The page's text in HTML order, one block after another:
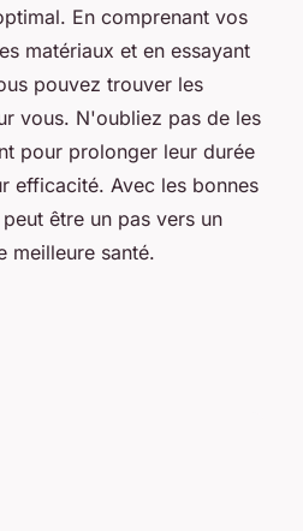
En comprenant vos
matériaux et en essayant
pouvez trouver les
vous. N'oubliez pas de les
pour prolonger leur durée
efficacité. Avec les bonnes
être un pas vers un
meilleure santé.